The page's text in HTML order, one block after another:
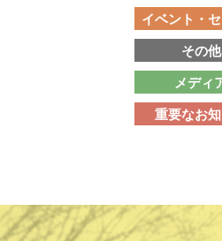
イベント・
その他
メディ
重要なお